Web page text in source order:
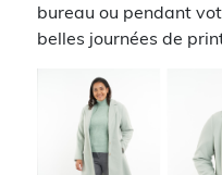
bureau ou pendant
belles journées de